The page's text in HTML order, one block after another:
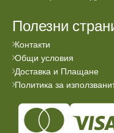
Полезни
Контакти
Общи условия
Доставка и Плащане
Политика за